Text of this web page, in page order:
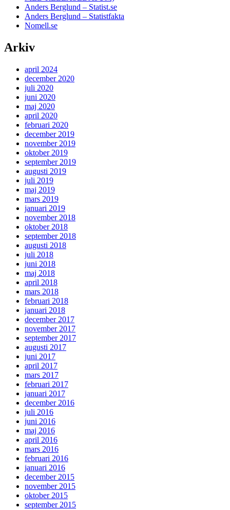
Anders Berglund – Statist.se
Anders Berglund – Statistfakta
Nomell.se
Arkiv
april 2024
december 2020
juli 2020
juni 2020
maj 2020
april 2020
februari 2020
december 2019
november 2019
oktober 2019
september 2019
augusti 2019
juli 2019
maj 2019
mars 2019
januari 2019
november 2018
oktober 2018
september 2018
augusti 2018
juli 2018
juni 2018
maj 2018
april 2018
mars 2018
februari 2018
januari 2018
december 2017
november 2017
september 2017
augusti 2017
juni 2017
april 2017
mars 2017
februari 2017
januari 2017
december 2016
juli 2016
juni 2016
maj 2016
april 2016
mars 2016
februari 2016
januari 2016
december 2015
november 2015
oktober 2015
september 2015